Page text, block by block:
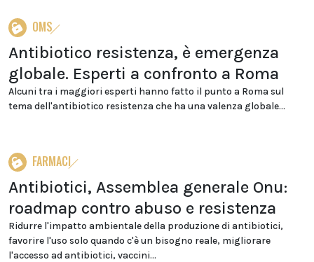
OMS
Antibiotico resistenza, è emergenza
globale. Esperti a confronto a Roma
Alcuni tra i maggiori esperti hanno fatto il punto a Roma sul
tema dell'antibiotico resistenza che ha una valenza globale...
FARMACI
Antibiotici, Assemblea generale Onu:
roadmap contro abuso e resistenza
Ridurre l'impatto ambientale della produzione di antibiotici,
favorire l'uso solo quando c'è un bisogno reale, migliorare
l'accesso ad antibiotici, vaccini...